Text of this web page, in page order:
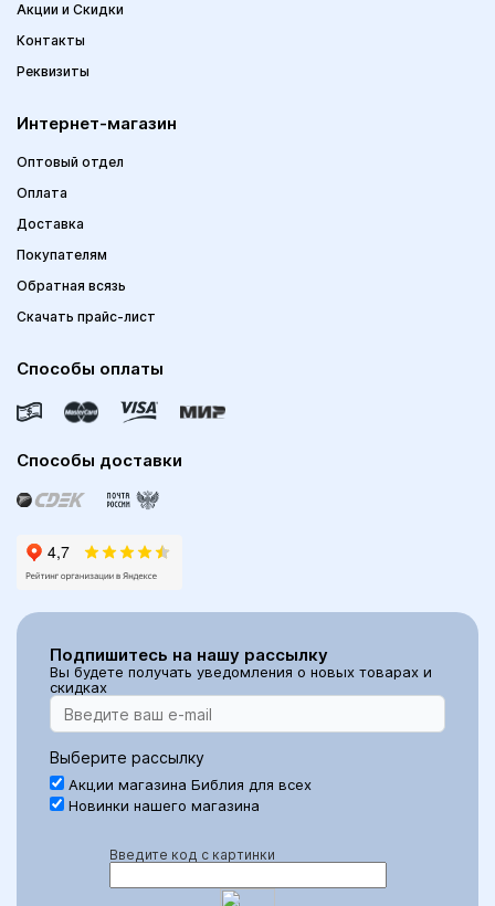
Акции и Скидки
Контакты
Реквизиты
Интернет-магазин
Оптовый отдел
Оплата
Доставка
Покупателям
Обратная всязь
Скачать прайс-лист
Способы оплаты
Способы доставки
Подпишитесь на нашу рассылку
Вы будете получать уведомления о новых товарах и
скидках
Выберите рассылку
Акции магазина Библия для всех
Новинки нашего магазина
Введите код с картинки